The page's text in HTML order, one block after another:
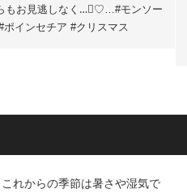
もお見逃しなく…🏻♡…#モンソー
ポインセチア #クリスマス
これからの季節は暑さや湿気で